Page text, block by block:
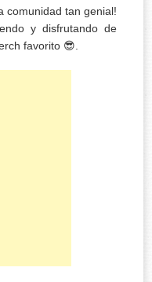
comunidad tan genial!
y disfrutando de
favorito 😎.